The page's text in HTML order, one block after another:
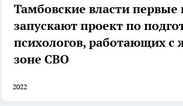
Тамбовские власти первые
запускают проект по
психологов, работающих с
зоне СВО
2022